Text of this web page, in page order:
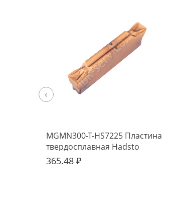
MGMN300-T-HS7225 Пластина
твердосплавная Hadsto
365.48 ₽
‹